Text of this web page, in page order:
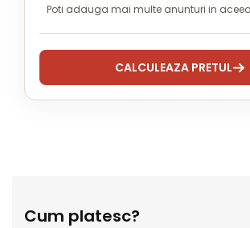
Poti adauga mai multe anunturi in
CALCULEAZA PRETUL
Cum platesc?